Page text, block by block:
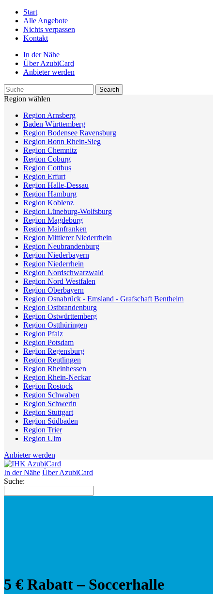
Start
Alle Angebote
Nichts verpassen
Kontakt
In der Nähe
Über AzubiCard
Anbieter werden
Region wählen
Region Arnsberg
Baden Württemberg
Region Bodensee Ravensburg
Region Bonn Rhein-Sieg
Region Chemnitz
Region Coburg
Region Cottbus
Region Erfurt
Region Halle-Dessau
Region Hamburg
Region Koblenz
Region Lüneburg-Wolfsburg
Region Magdeburg
Region Mainfranken
Region Mittlerer Niederrhein
Region Neubrandenburg
Region Niederbayern
Region Niederrhein
Region Nordschwarzwald
Region Nord Westfalen
Region Oberbayern
Region Osnabrück - Emsland - Grafschaft Bentheim
Region Ostbrandenburg
Region Ostwürttemberg
Region Ostthüringen
Region Pfalz
Region Potsdam
Region Regensburg
Region Reutlingen
Region Rheinhessen
Region Rhein-Neckar
Region Rostock
Region Schwaben
Region Schwerin
Region Stuttgart
Region Südbaden
Region Trier
Region Ulm
Anbieter werden
In der Nähe Über AzubiCard
Suche:
5 € Rabatt – Soccerhalle